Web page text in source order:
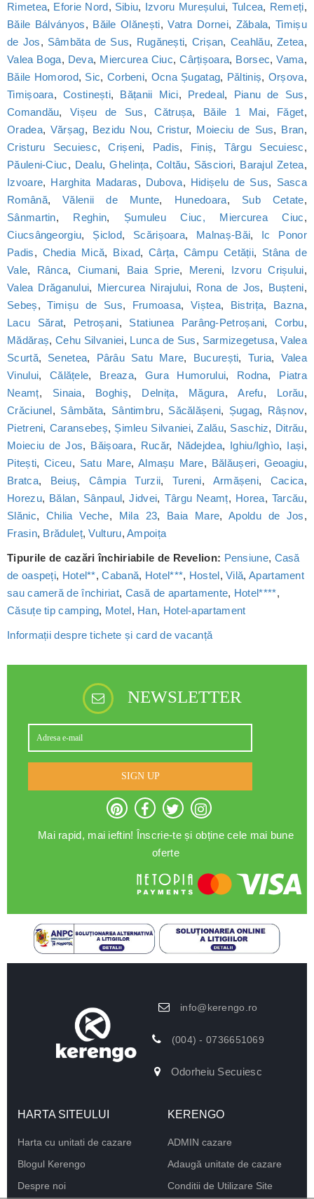
Rimetea, Eforie Nord, Sibiu, Izvoru Mureșului, Tulcea, Remeți,
Băile Bálványos, Băile Olănești,Vatra Dornei, Zăbala,Timișu
de Jos, Sâmbăta de Sus, Rugănești, Crișan, Ceahlău,Zetea,
Valea Boga, Deva, Miercurea Ciuc,Cârțișoara, Borsec,Vama,
Băile Homorod, Sic, Corbeni, Ocna Șugatag, Păltiniș, Orșova,
Timișoara,Costinești, Bățanii Mici, Predeal, Pianu de Sus,
Comandău,Vișeu de Sus,Cătrușa, Băile 1 Mai, Făget,
Oradea, Vărșag, Bezidu Nou,Cristur, Moieciu de Sus, Bran,
Cristuru Secuiesc,Crișeni, Padis, Finiș, Târgu Secuiesc,
Păuleni-Ciuc, Dealu,Ghelința, Coltău, Săsciori, Barajul Zetea,
Izvoare, Harghita Madaras, Dubova, Hidișelu de Sus, Sasca
Română,Vălenii de Munte, Hunedoara, Sub Cetate,
Sânmartin, Reghin, Șumuleu Ciuc, Miercurea Ciuc,
Ciucsângeorgiu, Șiclod, Scărișoara, Malnaș-Băi, Ic Ponor
Padis, Chedia Mică, Bixad,Cârța, Câmpu Cetății, Stâna de
Vale, Rânca,Ciumani, Baia Sprie, Mereni, Izvoru Crișului,
Valea Drăganului, Miercurea Nirajului, Rona de Jos, Bușteni,
Sebeș,Timișu de Sus, Frumoasa,Viștea, Bistrița, Bazna,
Lacu Sărat, Petroșani, Statiunea Parâng-Petroșani,Corbu,
Mădăraș,Cehu Silvaniei, Lunca de Sus, Sarmizegetusa,Valea
Scurtă, Senetea, Pârâu Satu Mare, București, Turia, Valea
Vinului, Călățele, Breaza, Gura Humorului, Rodna, Piatra
Neamț, Sinaia, Boghiș, Delnița, Măgura,Arefu, Lorău,
Crăciunel, Sâmbăta, Sântimbru, Săcălășeni, Șugag, Râșnov,
Pietreni, Caransebeș, Șimleu Silvaniei,Zalău, Saschiz, Ditrău,
Moieciu de Jos, Băișoara, Rucăr, Nădejdea, Ighiu/Ighìo, Iași,
Pitești,Ciceu, Satu Mare, Almașu Mare, Bălăușeri, Geoagiu,
Bratca, Beiuș, Câmpia Turzii, Tureni, Armășeni, Cacica,
Horezu, Bălan, Sânpaul,Jidvei, Târgu Neamț, Horea, Tarcău,
Slănic, Chilia Veche, Mila 23, Baia Mare,Apoldu de Jos,
Frasin, Brăduleț,Vulturu,Ampoița
Tipurile de cazări închiriabile de Revelion: Pensiune, Casă
de oaspeți, Hotel**,Cabană, Hotel***, Hostel,Vilă, Apartament
sau cameră de închiriat, Casă de apartamente, Hotel****,
Căsuțe tip camping, Motel, Han, Hotel-apartament
Informații despre tichete și card de vacanță
NEWSLETTER
SIGN UP
Mai rapid, mai ieftin! Înscrie-te și obține cele mai bune
oferte
info@kerengo.ro
(004) - 0736651069
Odorheiu Secuiesc
HARTA SITEULUI
Harta cu unitati de cazare
Blogul Kerengo
Despre noi
KERENGO
ADMIN cazare
Adaugă unitate de cazare
Conditii de Utilizare Site